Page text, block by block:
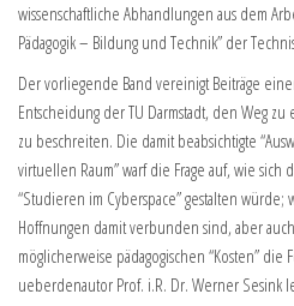
wissenschaftliche Abhandlungen aus dem
Pädagogik – Bildung und Technik” der
Der vorliegende Band vereinigt Beiträge
Entscheidung der TU Darmstadt, den Weg
zu beschreiten. Die damit beabsichtigte
virtuellen Raum” warf die Frage auf, wie
“Studieren im Cyberspace” gestalten
Hoffnungen damit verbunden sind, aber
möglicherweise pädagogischen “Kosten” die
ueberdenautor Prof. i.R. Dr. Werner Sesink